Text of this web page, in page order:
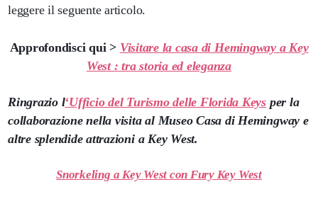
leggere il seguente articolo.
Approfondisci qui > Visitare la casa di Hemingway a Key
West : tra storia ed eleganza
Ringrazio l‘Ufficio del Turismo delle Florida Keys per la
collaborazione nella visita al Museo Casa di Hemingway e
altre splendide attrazioni a Key West.
Snorkeling a Key West con Fury Key West